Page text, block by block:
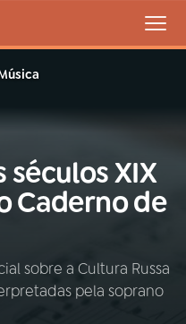
AO VIVO
séculos XIX
Caderno de
sobre a Cultura Russa
pela soprano